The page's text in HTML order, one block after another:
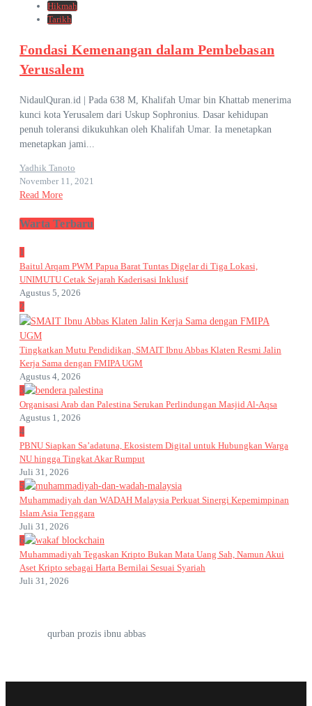
Hikmah
Tarikh
Fondasi Kemenangan dalam Pembebasan
Yerusalem
NidaulQuran.id | Pada 638 M, Khalifah Umar bin Khattab menerima
kunci kota Yerusalem dari Uskup Sophronius. Dasar kehidupan
penuh toleransi dikukuhkan oleh Khalifah Umar. Ia menetapkan
menetapkan jami...
Yadhik Tanoto
November 11, 2021
Read More
Warta Terbaru
1
Baitul Arqam PWM Papua Barat Tuntas Digelar di Tiga Lokasi,
UNIMUTU Cetak Sejarah Kaderisasi Inklusif
Agustus 5, 2026
2
Tingkatkan Mutu Pendidikan, SMAIT Ibnu Abbas Klaten Resmi Jalin
Kerja Sama dengan FMIPA UGM
Agustus 4, 2026
3
Organisasi Arab dan Palestina Serukan Perlindungan Masjid Al-Aqsa
Agustus 1, 2026
4
PBNU Siapkan Sa’adatuna, Ekosistem Digital untuk Hubungkan Warga
NU hingga Tingkat Akar Rumput
Juli 31, 2026
5
Muhammadiyah dan WADAH Malaysia Perkuat Sinergi Kepemimpinan
Islam Asia Tenggara
Juli 31, 2026
6
Muhammadiyah Tegaskan Kripto Bukan Mata Uang Sah, Namun Akui
Aset Kripto sebagai Harta Bernilai Sesuai Syariah
Juli 31, 2026
qurban prozis ibnu abbas